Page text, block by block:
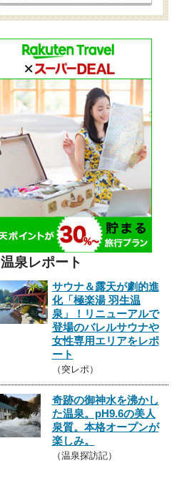
温泉レポート
サウナ＆露天が劇的進
化「極楽湯 羽生温
泉」！リニューアルで
登場のバレルサウナや
女性専用エリアをレポ
ート
（突レポ）
奇跡の御神水を沸かし
た温泉。pH9.6の美人
泉質。本格オープンが
楽しみ。
（温泉探訪記）